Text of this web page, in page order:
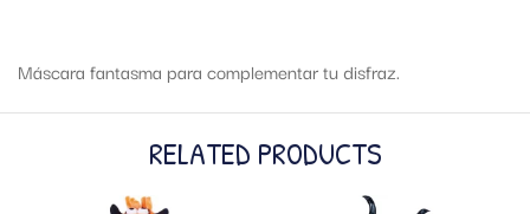
Máscara fantasma para complementar tu disfraz.
RELATED PRODUCTS